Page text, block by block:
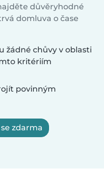
důvěryhodné
domluva o čase
žádné chůvy v oblasti
kritériím
povinným
zdarma